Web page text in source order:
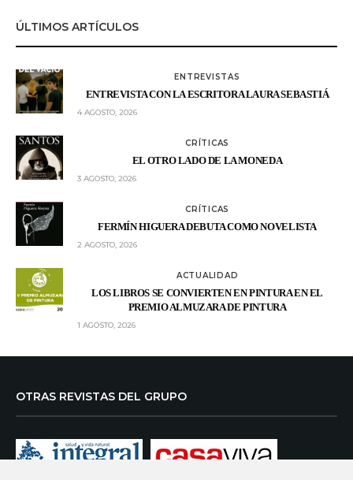
ÚLTIMOS ARTÍCULOS
ENTREVISTAS
ENTREVISTA CON LA ESCRITORA LAURA SEBASTIÁ
4 AGOSTO, 2026
CRÍTICAS
EL OTRO LADO DE LA MONEDA
3 AGOSTO, 2026
CRÍTICAS
FERMÍN HIGUERA DEBUTA COMO NOVELISTA
2 AGOSTO, 2026
ACTUALIDAD
LOS LIBROS SE CONVIERTEN EN PINTURA EN EL
PREMIO ALMUZARA DE PINTURA
1 AGOSTO, 2026
OTRAS REVISTAS DEL GRUPO